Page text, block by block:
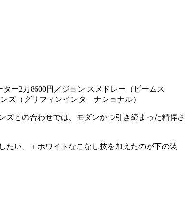
ー2万8600円／ジョン スメドレー（ビームス
ズ（グリフィンインターナショナル）
との合わせでは、モダンかつ引き締まった精悍さ
たい、＋ホワイトなこなし技を加えたのが下の装